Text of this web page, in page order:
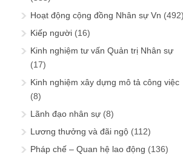
Hoạt động cộng đồng Nhân sự Vn (492)
Kiếp người (16)
Kinh nghiệm tư vấn Quản trị Nhân sự
(17)
Kinh nghiệm xây dựng mô tả công việc
(8)
Lãnh đạo nhân sự (8)
Lương thưởng và đãi ngộ (112)
Pháp chế – Quan hệ lao động (136)